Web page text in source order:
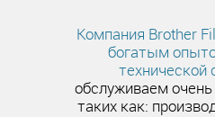
Компания Brother
богатым
технической
обслуживаем
таких как: